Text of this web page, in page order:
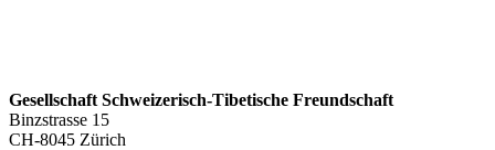
Gesellschaft Schweizerisch-Tibetische Freundschaft
Binzstrasse 15
CH-8045 Zürich